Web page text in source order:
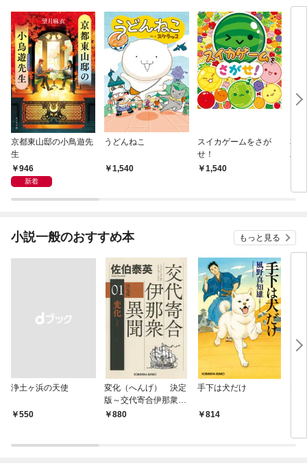
京都東山邸の小鳥遊先
生
946
新着
うどんねこ
1,540
スイカゲームをさが
せ！
1,540
本
工
小説一般のおすすめ本 もっと見る
浄土ヶ浜の天使
￥550
変化（へんげ） 決定
版～交代寄合伊那衆異
聞（1）～
880
手下は犬だけ
814